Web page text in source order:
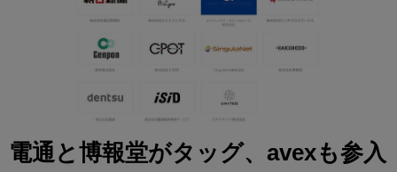
電通と博報堂がタッグ、avexも参入